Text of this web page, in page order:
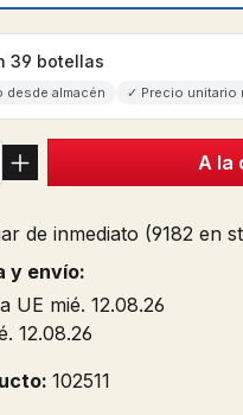
39 botellas
almacén ✓ Precio unitario
A la
de inmediato (9182 en
y envío:
UE mié. 12.08.26
12.08.26
102511